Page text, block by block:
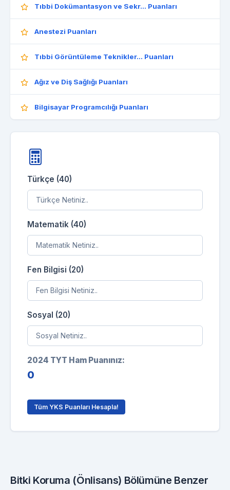
Tıbbi Dokümantasyon ve Sekr... Puanları
Anestezi Puanları
Tıbbi Görüntüleme Teknikler... Puanları
Ağız ve Diş Sağlığı Puanları
Bilgisayar Programcılığı Puanları
Türkçe (40)
Matematik (40)
Fen Bilgisi (20)
Sosyal (20)
2024 TYT Ham Puanınız:
0
Tüm YKS Puanları Hesapla!
Bitki Koruma (Önlisans) Bölümüne Benzer